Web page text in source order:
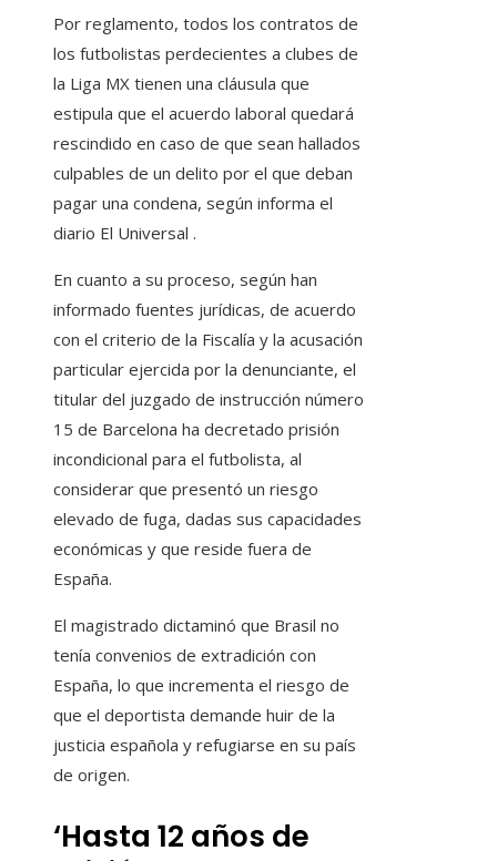
Por reglamento, todos los contratos de
los futbolistas perdecientes a clubes de
la Liga MX tienen una cláusula que
estipula que el acuerdo laboral quedará
rescindido en caso de que sean hallados
culpables de un delito por el que deban
pagar una condena, según informa el
diario El Universal .
En cuanto a su proceso, según han
informado fuentes jurídicas, de acuerdo
con el criterio de la Fiscalía y la acusación
particular ejercida por la denunciante, el
titular del juzgado de instrucción número
15 de Barcelona ha decretado prisión
incondicional para el futbolista, al
considerar que presentó un riesgo
elevado de fuga, dadas sus capacidades
económicas y que reside fuera de
España.
El magistrado dictaminó que Brasil no
tenía convenios de extradición con
España, lo que incrementa el riesgo de
que el deportista demande huir de la
justicia española y refugiarse en su país
de origen.
‘Hasta 12 años de